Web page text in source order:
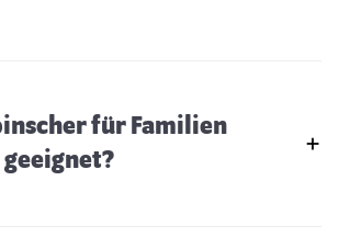
für Familien